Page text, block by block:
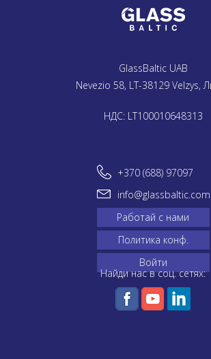
GlassBaltic UAB
Nevezio 58, LT-38129 Velzys,
НДС: LT100010648313
+370 (688) 97097
info@glassbaltic.com
Работай с нами
Политика конф.
Войти
Найди нас в соц. сетях: